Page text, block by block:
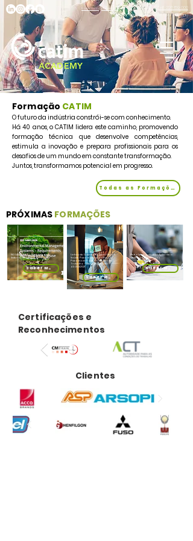
ACADEMY
formacao@catim.pt
Telf. 226 159 000
(chamada para a rede fixa nacional)
Formação CATIM
O futuro da indústria constrói-se com conhecimento.
Há 40 anos, o CATIM lidera este caminho, promovendo
formação técnica que desenvolve competências,
estimula a inovação e prepara profissionais para os
desafios de um mundo em constante transformação.
Juntos, transformamos potencial em progresso.
Todas as Formações
PRÓXIMAS FORMAÇÕES
ISO 14001:2026 - Requisitos do
Sistema de Gestão Ambiental
Saber Mais
Linhas de Orientação para Gerir a
Saúde Psicológica e os Riscos
Psicossociais em Contextos de
Trabalho – Abordagem ISO
45003:2021
Saber Mais
Metrologia Industrial Aplicada a
Calibrações e Ensaios
Saber Mais
Certificações e
Reconhecimentos
Clientes